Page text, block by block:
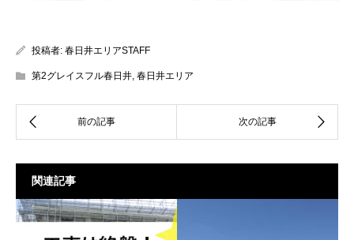
投稿者: 春日井エリアSTAFF
第2グレイスフル春日井, 春日井エリア
関連記事